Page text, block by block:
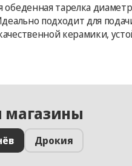
обеденная тарелка
подходит для
керамики,
Дрокия